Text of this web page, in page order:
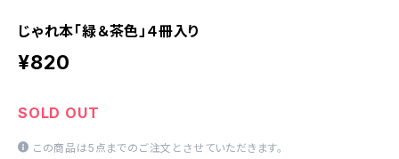
じゃれ本「緑＆茶色」４冊入り
¥820
SOLD OUT
この商品は5点までのご注文とさせていただきます。